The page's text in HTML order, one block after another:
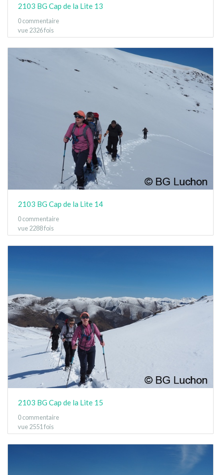
2103 BG Cap de la Lite 13
0 commentaire
vue 2326 fois
2103 BG Cap de la Lite 14
0 commentaire
vue 2288 fois
2103 BG Cap de la Lite 15
0 commentaire
vue 2551 fois